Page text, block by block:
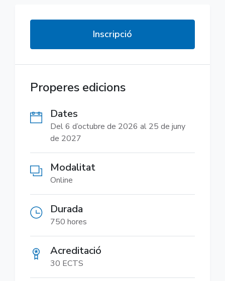
Inscripció
Properes edicions
Dates
Del 6 d’octubre de 2026 al 25 de juny
de 2027
Modalitat
Online
Durada
750 hores
Acreditació
30 ECTS